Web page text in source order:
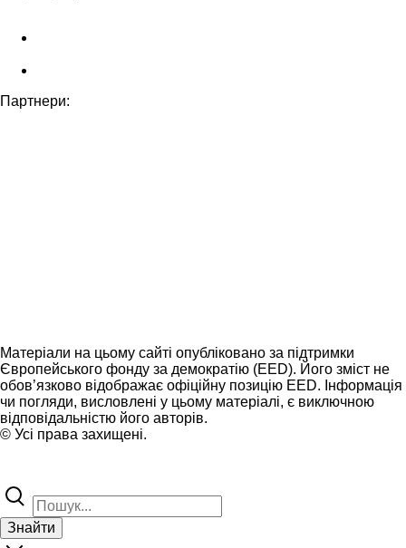
Партнери:
Матеріали на цьому сайті опубліковано за підтримки
Європейського фонду за демократію (EED). Його зміст не
обов’язково відображає офіційну позицію EED. Інформація
чи погляди, висловлені у цьому матеріалі, є виключною
відповідальністю його авторів.
© Усі права захищені.
Знайти